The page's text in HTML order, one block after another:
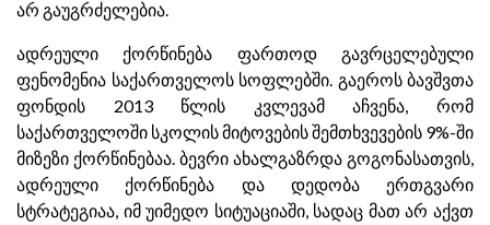
არ გაუგრძელებია.
ადრეული ქორწინება ფართოდ გავრცელებული
ფენომენია საქართველოს სოფლებში. გაეროს ბავშვთა
ფონდის 2013 წლის კვლევამ აჩვენა, რომ
საქართველოში სკოლის მიტოვების შემთხვევების 9%-ში
მიზეზი ქორწინებაა. ბევრი ახალგაზრდა გოგონასათვის,
ადრეული ქორწინება და დედობა ერთგვარი
სტრატეგიაა, იმ უიმედო სიტუაციაში, სადაც მათ არ აქვთ